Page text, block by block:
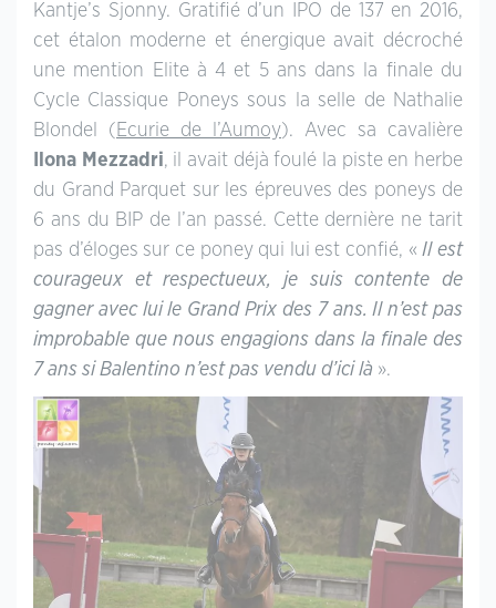
Kantje’s Sjonny. Gratifié d’un IPO de 137 en 2016,
cet étalon moderne et énergique avait décroché
une mention Elite à 4 et 5 ans dans la finale du
Cycle Classique Poneys sous la selle de Nathalie
Blondel ( Ecurie de l’Aumoy). Avec sa cavalière
Ilona Mezzadri, il avait déjà foulé la piste en herbe
du Grand Parquet sur les épreuves des poneys de
6 ans du BIP de l’an passé. Cette dernière ne tarit
pas d’éloges sur ce poney qui lui est confié, «Il est
courageux et respectueux, je suis contente de
gagner avec lui le Grand Prix des 7 ans. Il n’est pas
improbable que nous engagions dans la finale des
7 ans si Balentino n’est pas vendu d’ici là ».